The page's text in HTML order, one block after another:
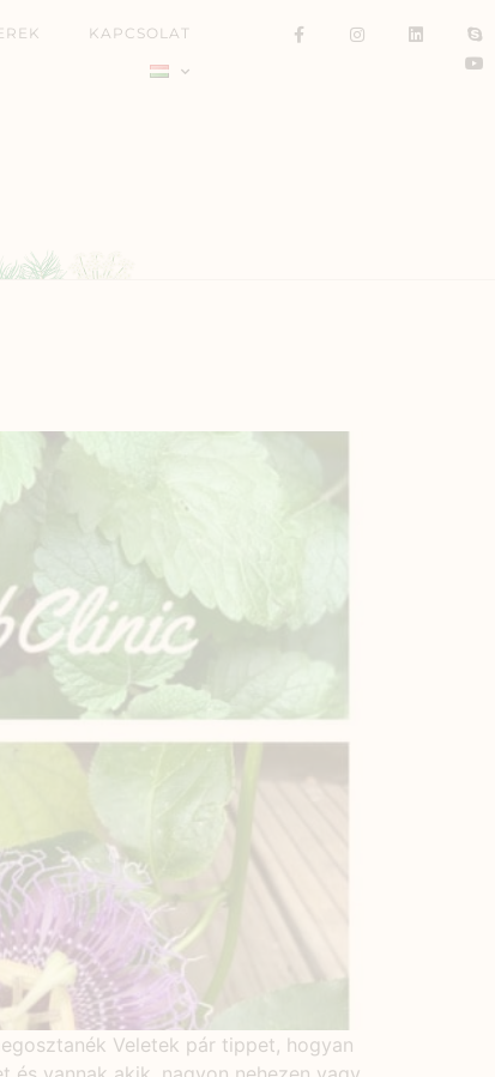
KAPCSOLAT
Veletek pár tippet, hogyan